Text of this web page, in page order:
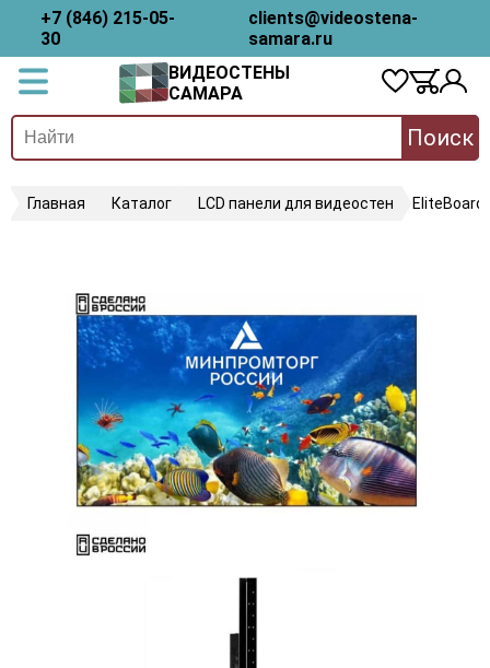
+7 (846) 215-05-
30
clients@videostena-
samara.ru
ВИДЕОСТЕНЫ
САМАРА
Поиск
Главная Каталог LCD панели для видеостен EliteBoard